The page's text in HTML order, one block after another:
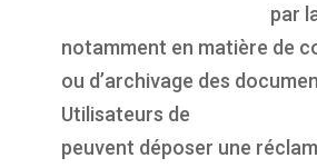
par
notamment en matière de
ou d’archivage des
Utilisateurs de
peuvent déposer une